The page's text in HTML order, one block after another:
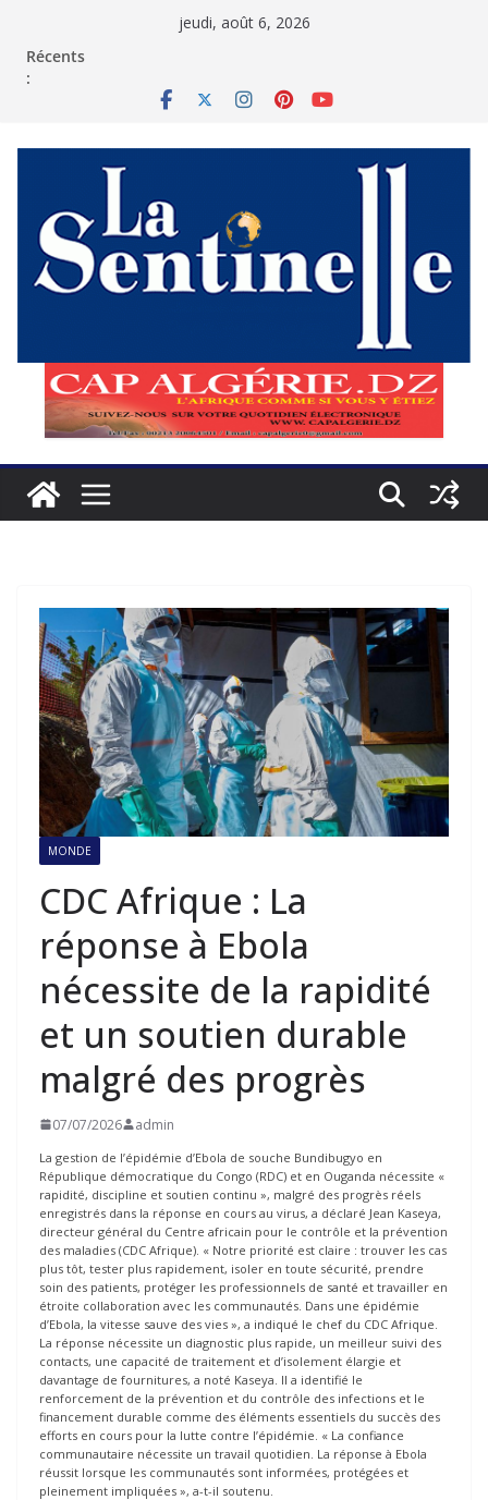
jeudi, août 6, 2026
Récents
:
MONDE
CDC Afrique : La
réponse à Ebola
nécessite de la rapidité
et un soutien durable
malgré des progrès
07/07/2026 admin
La gestion de l’épidémie d’Ebola de souche Bundibugyo en
République démocratique du Congo (RDC) et en Ouganda nécessite «
rapidité, discipline et soutien continu », malgré des progrès réels
enregistrés dans la réponse en cours au virus, a déclaré Jean Kaseya,
directeur général du Centre africain pour le contrôle et la prévention
des maladies (CDC Afrique). « Notre priorité est claire : trouver les cas
plus tôt, tester plus rapidement, isoler en toute sécurité, prendre
soin des patients, protéger les professionnels de santé et travailler en
étroite collaboration avec les communautés. Dans une épidémie
d’Ebola, la vitesse sauve des vies », a indiqué le chef du CDC Afrique.
La réponse nécessite un diagnostic plus rapide, un meilleur suivi des
contacts, une capacité de traitement et d’isolement élargie et
davantage de fournitures, a noté Kaseya. Il a identifié le
renforcement de la prévention et du contrôle des infections et le
financement durable comme des éléments essentiels du succès des
efforts en cours pour la lutte contre l’épidémie. « La confiance
communautaire nécessite un travail quotidien. La réponse à Ebola
réussit lorsque les communautés sont informées, protégées et
pleinement impliquées », a-t-il soutenu.